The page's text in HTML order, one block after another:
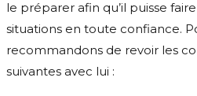
le préparer afin qu’il puisse
situations en toute confiance.
recommandons de revoir les
suivantes avec lui :